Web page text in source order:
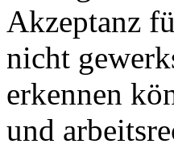
Akzeptanz
nicht
erkennen
und